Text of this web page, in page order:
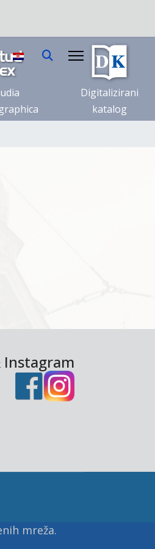
Digitalizirani
katalog
Instagram
mreža.